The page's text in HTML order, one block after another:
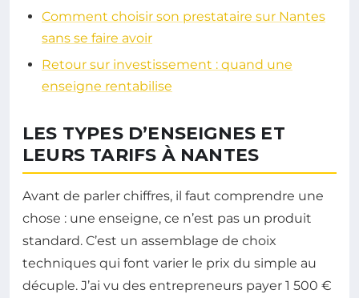
Comment choisir son prestataire sur Nantes
sans se faire avoir
Retour sur investissement : quand une
enseigne rentabilise
LES TYPES D’ENSEIGNES ET
LEURS TARIFS À NANTES
Avant de parler chiffres, il faut comprendre une
chose : une enseigne, ce n’est pas un produit
standard. C’est un assemblage de choix
techniques qui font varier le prix du simple au
décuple. J’ai vu des entrepreneurs payer 1 500 €